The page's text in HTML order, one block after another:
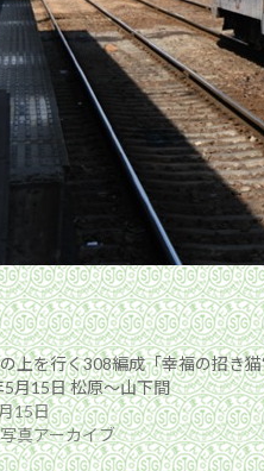
上を行く308編成「幸福の招き
月15日 松原〜山下間
15日
真アーカイブ